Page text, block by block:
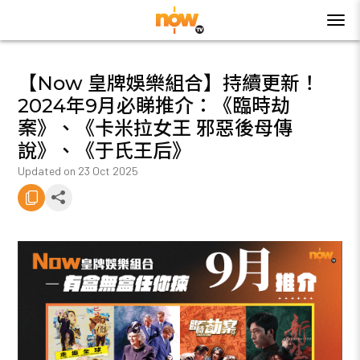
【Now 皇牌娛樂組合】持續更新！
2024年9月必睇推介：《臨時劫
案》、《卡米拉女王 邪惡後母傳
說》、《于氏王后》
Updated on 23 Oct 2025